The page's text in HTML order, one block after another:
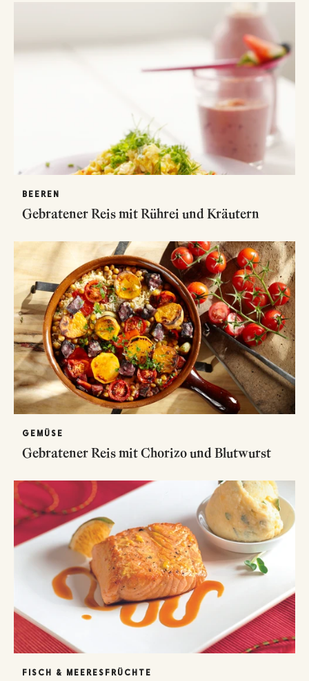
BEEREN
Gebratener Reis mit Rührei und Kräutern
GEMÜSE
Gebratener Reis mit Chorizo und Blutwurst
FISCH & MEERESFRÜCHTE